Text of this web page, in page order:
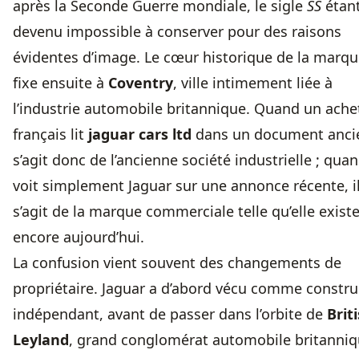
après la Seconde Guerre mondiale, le sigle SS
devenu impossible à conserver pour des raisons
évidentes d’image. Le cœur historique de la
fixe ensuite à Coventry, ville intimement liée à
l’industrie automobile britannique. Quand un
français lit jaguar cars ltd dans un document
s’agit donc de l’ancienne société industrielle ;
voit simplement Jaguar sur une annonce récente,
s’agit de la marque commerciale telle qu’elle existe
encore aujourd’hui.
La confusion vient souvent des changements de
propriétaire. Jaguar a d’abord vécu comme
indépendant, avant de passer dans l’orbite de
Leyland, grand conglomérat automobile